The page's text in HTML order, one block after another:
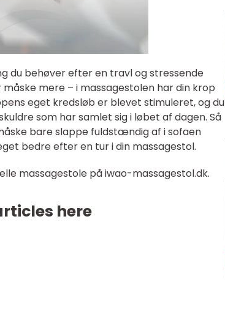
du behøver efter en travl og stressende
mere – i massagestolen har din krop
eget kredsløb er blevet stimuleret, og du
som har samlet sig i løbet af dagen. Så
bare slappe fuldstændig af i sofaen
bedre efter en tur i din massagestol.
massagestole på iwao-massagestol.dk.
here